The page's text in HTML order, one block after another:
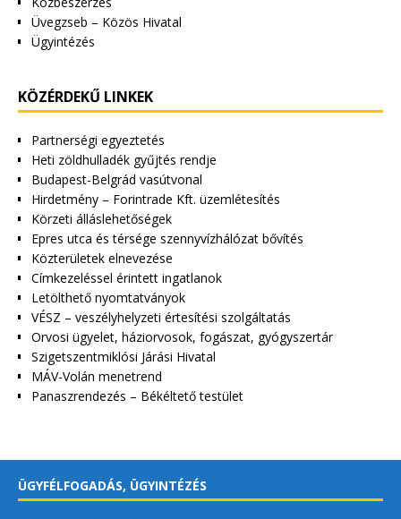
Üvegzseb – Közös Hivatal
Ügyintézés
KÖZÉRDEKŰ LINKEK
Partnerségi egyeztetés
Heti zöldhulladék gyűjtés rendje
Budapest-Belgrád vasútvonal
Hirdetmény – Forintrade Kft. üzemlétesítés
Körzeti álláslehetőségek
Epres utca és térsége szennyvízhálózat bővítés
Közterületek elnevezése
Címkezeléssel érintett ingatlanok
Letölthető nyomtatványok
VÉSZ – veszélyhelyzeti értesítési szolgáltatás
Orvosi ügyelet, háziorvosok, fogászat, gyógyszertár
Szigetszentmiklósi Járási Hivatal
MÁV-Volán menetrend
Panaszrendezés – Békéltető testület
ÜGYFÉLFOGADÁS, ÜGYINTÉZÉS